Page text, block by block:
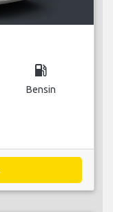
local_gas_station
Bensin